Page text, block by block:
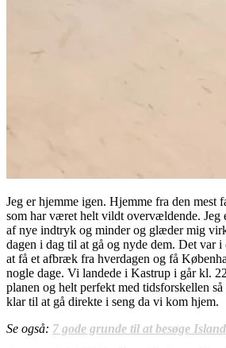
Jeg er hjemme igen. Hjemme fra den mest
som har været helt vildt overvældende.
af nye indtryk og minder og glæder mig
dagen i dag til at gå og nyde dem. Det var
at få et afbræk fra hverdagen og få
nogle dage. Vi landede i Kastrup i går kl.
planen og helt perfekt med tidsforskellen
klar til at gå direkte i seng da vi kom hjem.
Se også: 7 gode grunde til at besøge Island